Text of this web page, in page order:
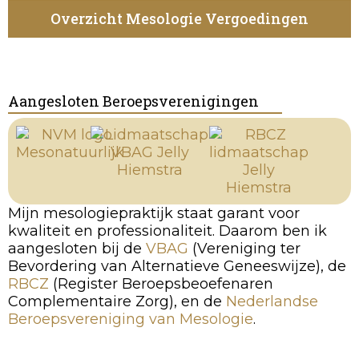
Overzicht Mesologie Vergoedingen
Aangesloten Beroepsverenigingen
Mijn mesologiepraktijk staat garant voor
kwaliteit en professionaliteit. Daarom ben ik
aangesloten bij de VBAG (Vereniging ter
Bevordering van Alternatieve Geneeswijze), de
RBCZ (Register Beroepsbeoefenaren
Complementaire Zorg), en de Nederlandse
Beroepsvereniging van Mesologie.